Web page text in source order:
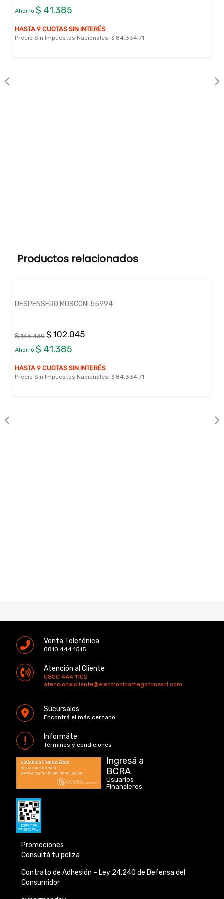
Ahorro $ 41.385
HASTA 9 CUOTAS SIN INTERÉS
Precio Sin Impuestos Nacionales: $ 84.334,71
Productos relacionados
DESPENSERO MOSCONI 55994
$ 143.430 $ 102.045
Ahorro $ 41.385
HASTA 9 CUOTAS SIN INTERÉS
Precio Sin Impuestos Nacionales: $ 84.334,71
Venta Telefónica
0810 444 1515
Atención al Cliente
0800 444 1102
atencionalcliente@electronicamegatonesrl.com
Sucursales
Encontrá el más cercano
Informáte
Términos y condiciones
Ingresá a
BCRA
Usuarios
Financieros
Promociones
Consultá tu poliza
Contrato de Adhesión – Ley 24.240 de Defensa del
Consumidor